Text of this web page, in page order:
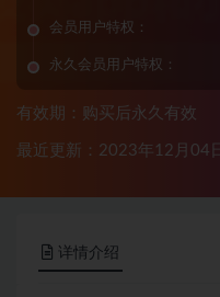
会员用户特权：
永久会员用户特权：
有效期：购买后永久有效
最近更新：2023年12月04日
详情介绍